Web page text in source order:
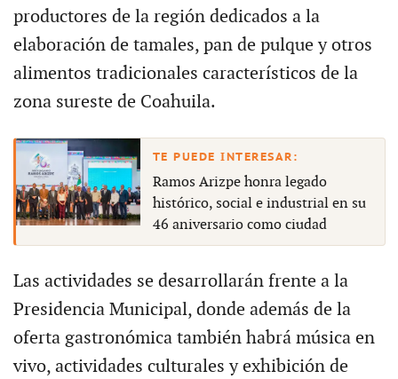
productores de la región dedicados a la
elaboración de tamales, pan de pulque y otros
alimentos tradicionales característicos de la
zona sureste de Coahuila.
Ramos Arizpe honra legado
histórico, social e industrial en su
46 aniversario como ciudad
Las actividades se desarrollarán frente a la
Presidencia Municipal, donde además de la
oferta gastronómica también habrá música en
vivo, actividades culturales y exhibición de